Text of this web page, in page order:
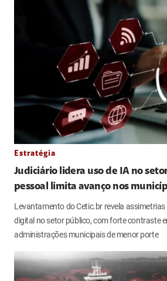
Estratégia
Judiciário lidera uso de IA no
pessoal limita avanço nos
Levantamento do Cetic.br revela
digital no setor público, com forte contraste
administrações municipais de menor porte